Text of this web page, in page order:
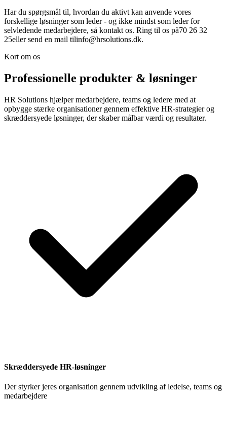
Har du spørgsmål til, hvordan du aktivt kan anvende vores
forskellige løsninger som leder - og ikke mindst som leder for
selvledende medarbejdere, så kontakt os. Ring til os på70 26 32
25eller send en mail tilinfo@hrsolutions.dk.
Kort om os
Professionelle produkter & løsninger
HR Solutions hjælper medarbejdere, teams og ledere med at
opbygge stærke organisationer gennem effektive HR-strategier og
skræddersyede løsninger, der skaber målbar værdi og resultater.
Skræddersyede HR-løsninger
Der styrker jeres organisation gennem udvikling af ledelse, teams og
medarbejdere